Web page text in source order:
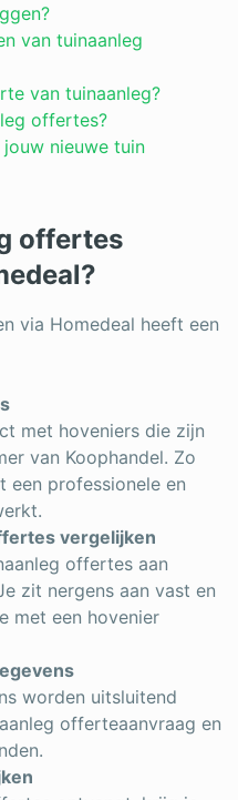
van tuinaanleg
van tuinaanleg?
offertes?
nieuwe tuin
offertes
via Homedeal heeft een
met hoveniers die zijn
van Koophandel. Zo
een professionele en
vergelijken
offertes aan
zit nergens aan vast en
met een hovenier
worden uitsluitend
offerteaanvraag en